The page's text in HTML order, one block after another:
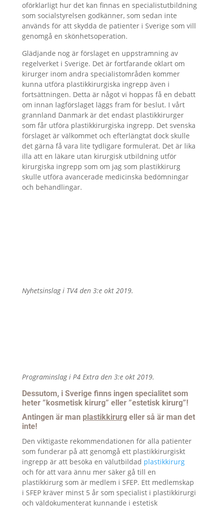
oförklarligt hur det kan finnas en specialistutbildning
som socialstyrelsen godkänner, som sedan inte
används för att skydda de patienter i Sverige som vill
genomgå en skönhetsoperation.
Glädjande nog är förslaget en uppstramning av
regelverket i Sverige. Det är fortfarande oklart om
kirurger inom andra specialistområden kommer
kunna utföra plastikkirurgiska ingrepp även i
fortsättningen. Detta är något vi hoppas få en debatt
om innan lagförslaget läggs fram för beslut. I vårt
grannland Danmark är det endast plastikkirurger
som får utföra plastikkirurgiska ingrepp. Det svenska
förslaget är välkommet och efterlängtat dock skulle
det gärna få vara lite tydligare formulerat. Det är lika
illa att en läkare utan kirurgisk utbildning utför
kirurgiska ingrepp som om jag som plastikkirurg
skulle utföra avancerade medicinska bedömningar
och behandlingar.
Nyhetsinslag i TV4 den 3:e okt 2019.
Programinslag i P4 Extra den 3:e okt 2019.
Dessutom, i Sverige finns ingen specialitet som
heter ”kosmetisk kirurg” eller ”estetisk kirurg”!
Antingen är man plastikkirurgeller så är man det
inte!
Den viktigaste rekommendationen för alla patienter
som funderar på att genomgå ett plastikkirurgiskt
ingrepp är att besöka en välutbildad plastikkirurg
och för att vara ännu mer säker gå till en
plastikkirurg som är medlem i SFEP. Ett medlemskap
i SFEP kräver minst 5 år som specialist i plastikkirurgi
och väldokumenterat kunnande i estetisk